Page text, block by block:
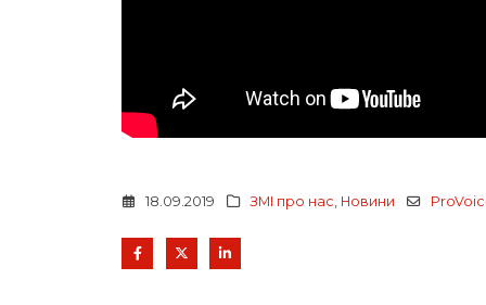
18.09.2019 ЗМІ про нас, Новини